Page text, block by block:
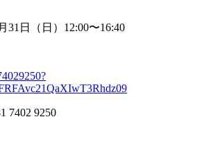
31 日（日） 12:00〜16:40
7402 9250